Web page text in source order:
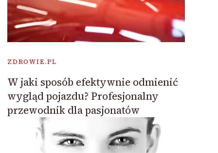
ZDROWIE.PL
W jaki sposób efektywnie odmienić
wygląd pojazdu? Profesjonalny
przewodnik dla pasjonatów